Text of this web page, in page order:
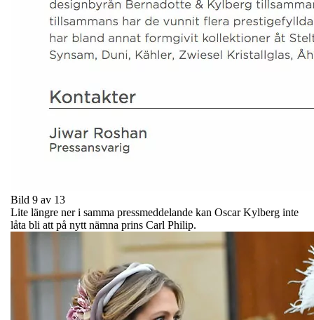
Bild 9 av 13
Lite längre ner i samma pressmeddelande kan Oscar Kylberg inte
låta bli att på nytt nämna prins Carl Philip.